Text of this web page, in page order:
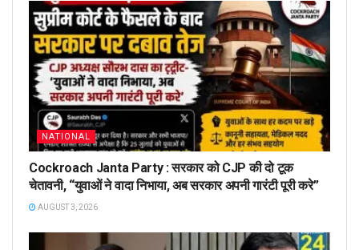
NATIONAL
Cockroach Janta Party : सरकार को CJP की दो टूक
चेतावनी, “युवाओं ने वादा निभाया, अब सरकार अपनी गारंटी पूरी करे”
AUGUST 3, 2026